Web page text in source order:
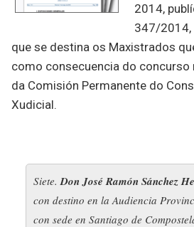
2014,
347/2014,
que se destina os Maxistrados
como consecuencia do
da Comisión Permanente do
Xudicial.
Siete. Don José Ramón Sánchez
con destino en la Audiencia
con sede en Santiago de